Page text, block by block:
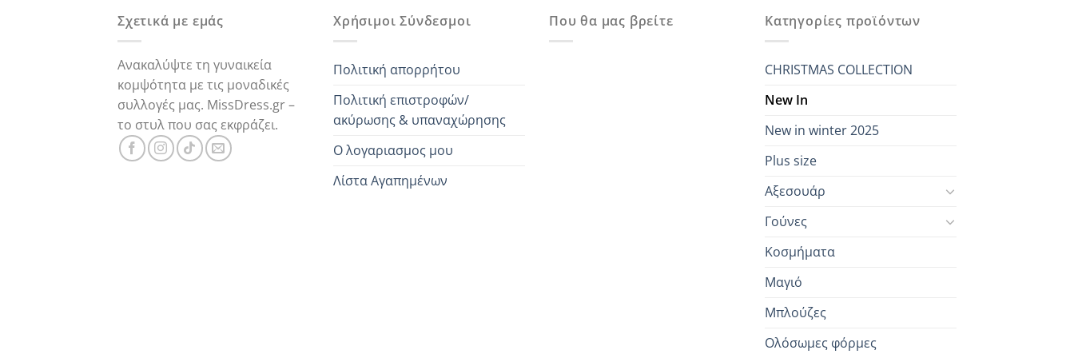
Σχετικά με εμάς
Ανακαλύψτε τη γυναικεία
κομψότητα με τις μοναδικές
συλλογές μας. MissDress.gr –
το στυλ που σας εκφράζει.
Χρήσιμοι Σύνδεσμοι
Πολιτική απορρήτου
Πολιτική επιστροφών/
ακύρωσης & υπαναχώρησης
Ο λογαριασμος μου
Λίστα Αγαπημένων
Που θα μας βρείτε Κατηγορίες προϊόντων
CHRISTMAS COLLECTION
New In
New in winter 2025
Plus size
Αξεσουάρ
Γούνες
Κοσμήματα
Μαγιό
Μπλούζες
Ολόσωμες φόρμες